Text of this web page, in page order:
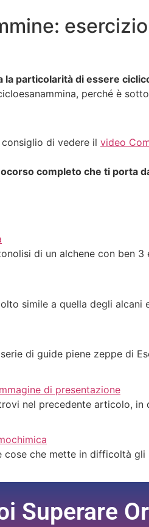
la particolarità di essere
perché è
di vedere il video
completo che ti porta
di un alchene con ben
simile a quella degli alcani
di guide piene zeppe di
nel precedente articolo,
cose che mette in difficoltà
Superare